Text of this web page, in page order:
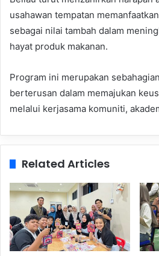
usahawan tempatan
sebagai nilai tambah dalam
hayat produk makanan.
Program ini merupakan
berterusan dalam memajukan
melalui kerjasama komuniti,
Related Articles